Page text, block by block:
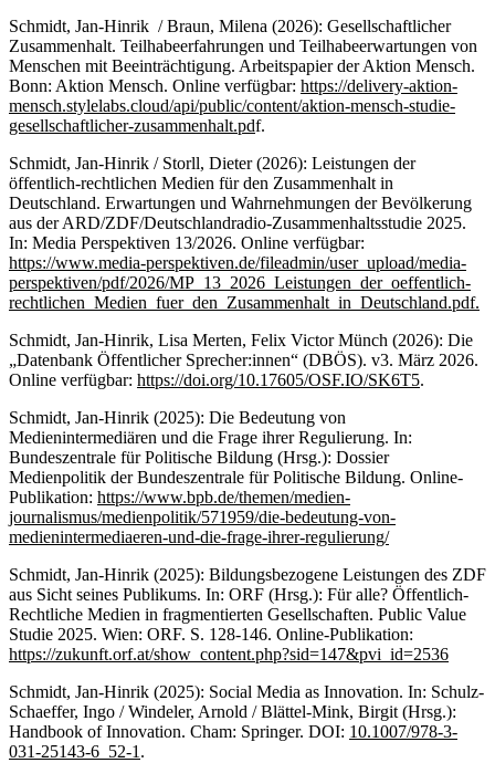
Schmidt, Jan-Hinrik / Braun, Milena (2026): Gesellschaftlicher
Zusammenhalt. Teilhabeerfahrungen und Teilhabeerwartungen von
Menschen mit Beeinträchtigung. Arbeitspapier der Aktion Mensch.
Bonn: Aktion Mensch. Online verfügbar: https://delivery-aktion-
mensch.stylelabs.cloud/api/public/content/aktion-mensch-studie-
gesellschaftlicher-zusammenhalt.pdf.
Schmidt, Jan-Hinrik / Storll, Dieter (2026): Leistungen der
öffentlich-rechtlichen Medien für den Zusammenhalt in
Deutschland. Erwartungen und Wahrnehmungen der Bevölkerung
aus der ARD/ZDF/Deutschlandradio-Zusammenhaltsstudie 2025.
In: Media Perspektiven 13/2026. Online verfügbar:
https://www.media-perspektiven.de/fileadmin/user_upload/media-
perspektiven/pdf/2026/MP_13_2026_Leistungen_der_oeffentlich-
rechtlichen_Medien_fuer_den_Zusammenhalt_in_Deutschland.pdf.
Schmidt, Jan-Hinrik, Lisa Merten, Felix Victor Münch (2026): Die
„Datenbank Öffentlicher Sprecher:innen“ (DBÖS). v3. März 2026.
Online verfügbar: https://doi.org/10.17605/OSF.IO/SK6T5.
Schmidt, Jan-Hinrik (2025): Die Bedeutung von
Medienintermediären und die Frage ihrer Regulierung. In:
Bundeszentrale für Politische Bildung (Hrsg.): Dossier
Medienpolitik der Bundeszentrale für Politische Bildung. Online-
Publikation: https://www.bpb.de/themen/medien-
journalismus/medienpolitik/571959/die-bedeutung-von-
medienintermediaeren-und-die-frage-ihrer-regulierung/
Schmidt, Jan-Hinrik (2025): Bildungsbezogene Leistungen des ZDF
aus Sicht seines Publikums. In: ORF (Hrsg.): Für alle? Öffentlich-
Rechtliche Medien in fragmentierten Gesellschaften. Public Value
Studie 2025. Wien: ORF. S. 128-146. Online-Publikation:
https://zukunft.orf.at/show_content.php?sid=147&pvi_id=2536
Schmidt, Jan-Hinrik (2025): Social Media as Innovation. In: Schulz-
Schaeffer, Ingo / Windeler, Arnold / Blättel-Mink, Birgit (Hrsg.):
Handbook of Innovation. Cham: Springer. DOI: 10.1007/978-3-
031-25143-6_52-1 .